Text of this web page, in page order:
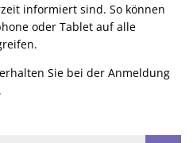
informiert sind. So können
oder Tablet auf alle
Sie bei der Anmeldung